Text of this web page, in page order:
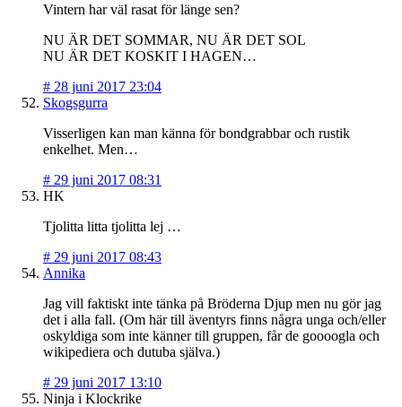
Vintern har väl rasat för länge sen?
NU ÄR DET SOMMAR, NU ÄR DET SOL
NU ÄR DET KOSKIT I HAGEN…
# 28 juni 2017 23:04
Skogsgurra
Visserligen kan man känna för bondgrabbar och rustik
enkelhet. Men…
# 29 juni 2017 08:31
HK
Tjolitta litta tjolitta lej …
# 29 juni 2017 08:43
Annika
Jag vill faktiskt inte tänka på Bröderna Djup men nu gör jag
det i alla fall. (Om här till äventyrs finns några unga och/eller
oskyldiga som inte känner till gruppen, får de goooogla och
wikipediera och dutuba själva.)
# 29 juni 2017 13:10
Ninja i Klockrike